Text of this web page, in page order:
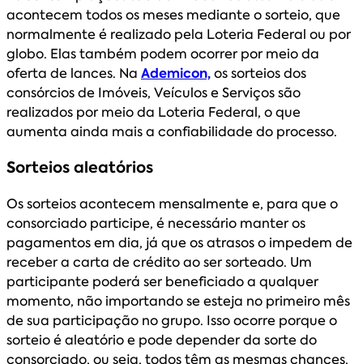
acontecem todos os meses mediante o sorteio, que
normalmente é realizado pela Loteria Federal ou por
globo. Elas também podem ocorrer por meio da
oferta de lances. Na Ademicon,os sorteios dos
consórcios de Imóveis, Veículos e Serviços são
realizados por meio da Loteria Federal, o que
aumenta ainda mais a confiabilidade do processo.
Sorteios aleatórios
Os sorteios acontecem mensalmente e, para que o
consorciado participe, é necessário manter os
pagamentos em dia, já que os atrasos o impedem de
receber a carta de crédito ao ser sorteado. Um
participante poderá ser beneficiado a qualquer
momento, não importando se esteja no primeiro mês
de sua participação no grupo. Isso ocorre porque o
sorteio é aleatório e pode depender da sorte do
consorciado, ou seja, todos têm as mesmas chances.